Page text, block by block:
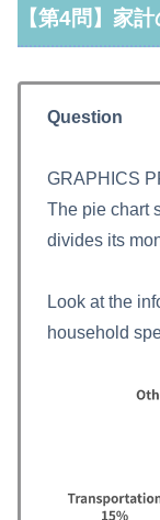
【第4問】家
Question
GRAPHICS
The pie chart
divides its
Look at the
household